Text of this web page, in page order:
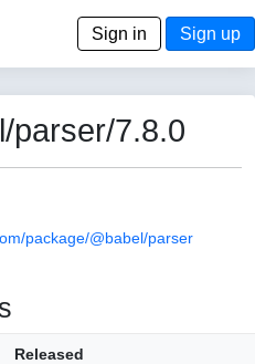
Sign in Sign up
parser/7.8.0
package/@babel/parser
Released